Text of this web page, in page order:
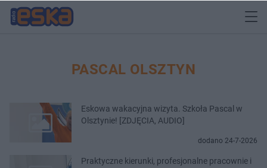
PASCAL OLSZTYN
Eskowa wakacyjna wizyta. Szkoła Pascal w
Olsztynie! [ZDJĘCIA, AUDIO]
dodano 24-7-2026
Praktyczne kierunki, profesjonalne pracownie i